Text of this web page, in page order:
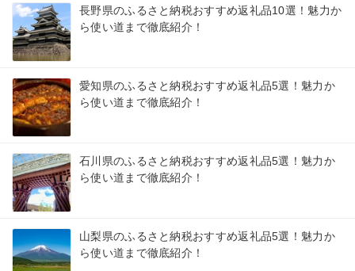
長野県のふるさと納税おすすめ返礼品10選！魅力か
ら使い道まで徹底紹介！
愛知県のふるさと納税おすすめ返礼品5選！魅力か
ら使い道まで徹底紹介！
石川県のふるさと納税おすすめ返礼品5選！魅力か
ら使い道まで徹底紹介！
山梨県のふるさと納税おすすめ返礼品5選！魅力か
ら使い道まで徹底紹介！